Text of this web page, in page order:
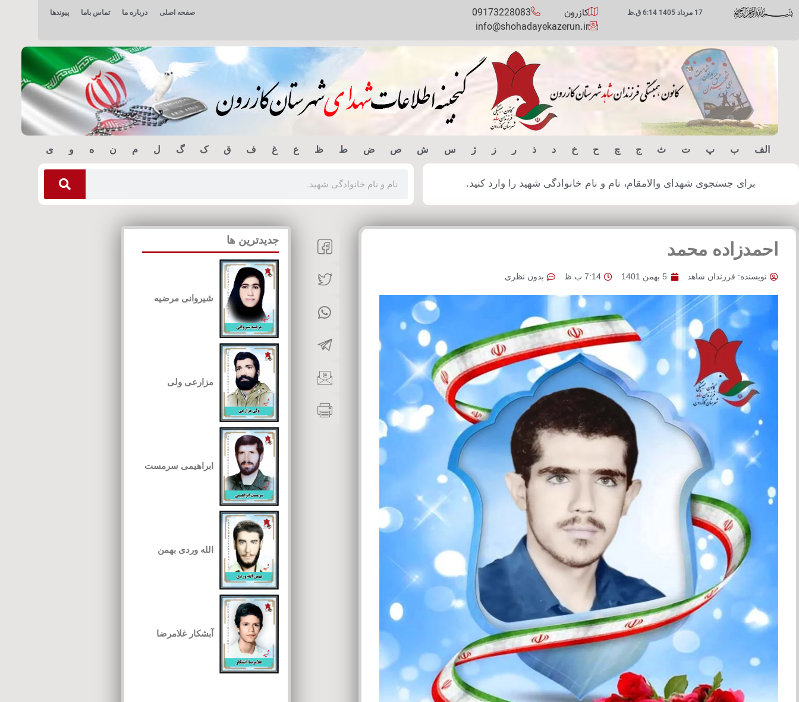
17 مرداد 1405 6:14 ق.ظ کازرون
09173228083
info@shohadayekazerun.ir
صفحه اصلی درباره ما تماس باما پیوندها
الف ب پ ت ث ج چ ح خ د ذ ر ز ژ س ش ص ض ط ظ ع غ ف ق ک گ ل م ن ه و ی
برای جستجوی شهدای والامقام، نام و نام خانوادگی شهید را وارد کنید.
احمدزاده محمد
نویسنده: فرزندان شاهد 5 بهمن 1401 7:14 ب.ظ بدون نظری
جدیدترین ها
شیروانی مرضیه
مزارعی ولی
ابراهیمی سرمست
الله وردی بهمن
آبشکار غلامرضا